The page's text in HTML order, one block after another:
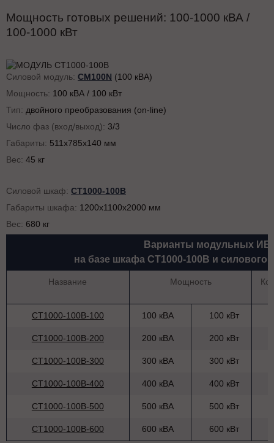
Мощность готовых решений: 100-1000 кВА /
100-1000 кВт
Силовой модуль: CM100N (100 кВА)
Мощность: 100 кВА / 100 кВт
Тип: двойного преобразования (on-line)
Число фаз (вход/выход): 3/3
Габариты: 511x785x140 мм
Вес: 45 кг
Силовой шкаф: СТ1000-100В
Габариты шкафа: 1200х1100х2000 мм
Вес: 680 кг
Варианты модульных
на базе шкафа СТ1000-100В и силового
Название Мощность
СТ1000-100В-100 100 кВА 100 кВт
СТ1000-100В-200 200 кВА 200 кВт
СТ1000-100В-300 300 кВА 300 кВт
СТ1000-100В-400 400 кВА 400 кВт
СТ1000-100В-500 500 кВА 500 кВт
СТ1000-100В-600 600 кВА 600 кВт